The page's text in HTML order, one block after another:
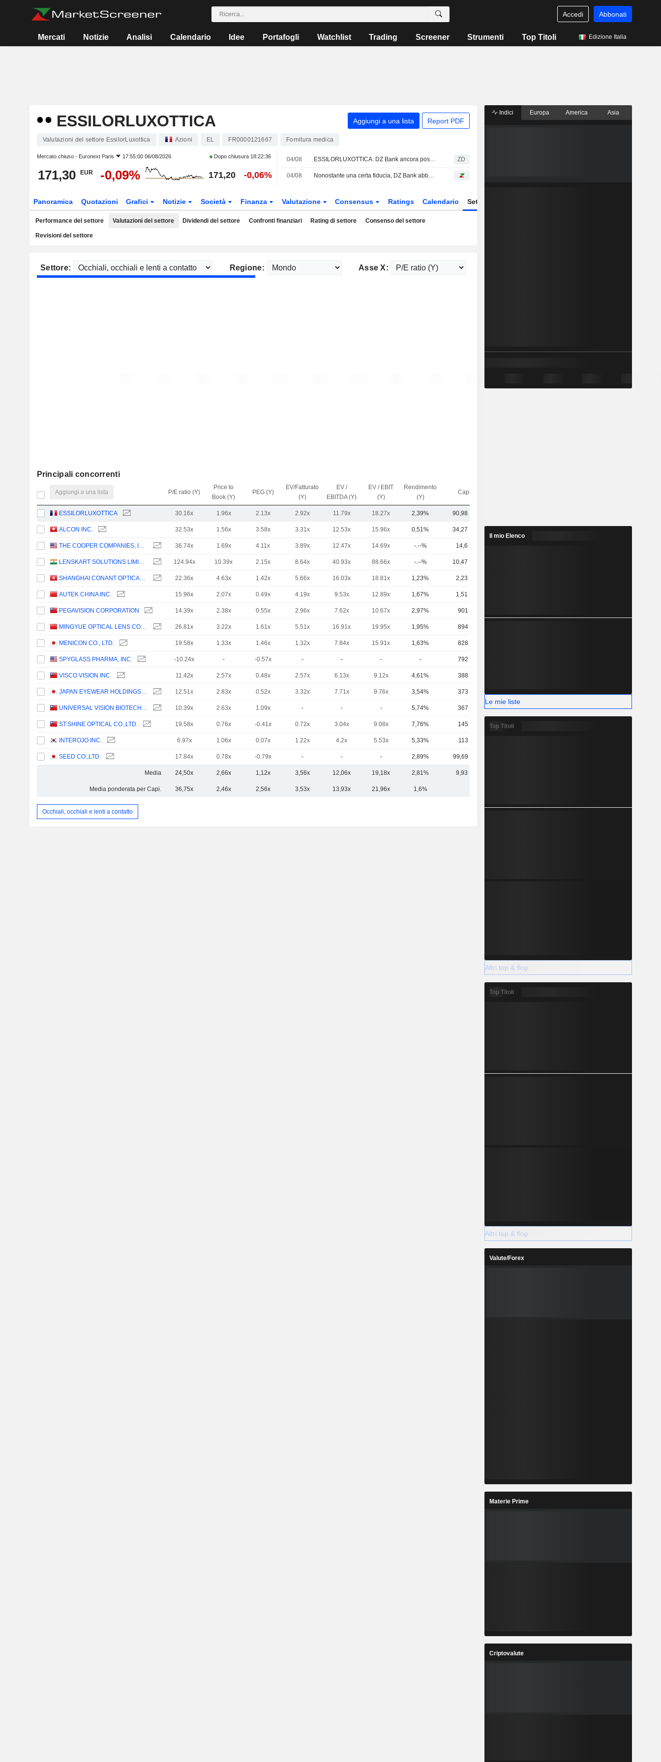
Accedi Abbonati
Mercati Notizie Analisi Calendario Idee Portafogli Watchlist Trading Screener Strumenti Top Titoli Edizione Italia
ESSILORLUXOTTICA Aggiungi a una lista Report PDF
Valutazioni del settore EssilorLuxottica Azioni EL FR0000121667 Fornitura medica
Mercato chiuso - Euronext Paris 17:55:00 06/08/2026 Dopo chiusura 18:22:36
171,30 EUR -0,09% 171,20 -0,06%
04/08 ESSILORLUXOTTICA: DZ Bank ancora positivo ZD
04/08 Nonostante una certa fiducia, DZ Bank abbassa il target su EssilorLuxottica
Panoramica Quotazioni Grafici Notizie Società Finanza Valutazione Consensus Ratings Calendario Settore
Performance del settore Valutazioni del settore Dividendi del settore Confronti finanziari Rating di settore Consenso del settore
Revisioni del settore
Settore: Regione: Asse X:
Principali concorrenti
Aggiungi a una lista P/E ratio (Y)
Price to
Book (Y)
PEG (Y)
EV/Fatturato
(Y)
EV /
EBITDA (Y)
EV / EBIT
(Y)
Rendimento
(Y)
Capi.($)
ESSILORLUXOTTICA 30.16x 1.96x 2.13x 2.92x 11.79x 18.27x 2,39% 90,98 Mrd
ALCON INC. 32.53x 1.56x 3.58x 3.31x 12.53x 15.96x 0,51% 34,27 Mrd
THE COOPER COMPANIES, INC. 36.74x 1.69x 4.11x 3.89x 12.47x 14.69x -.--% 14,6 Mrd
LENSKART SOLUTIONS LIMITED 124.94x 10.39x 2.15x 8.64x 40.93x 88.66x -.--% 10,47 Mrd
SHANGHAI CONANT OPTICAL CO., LTD. 22.36x 4.63x 1.42x 5.66x 16.03x 18.81x 1,23% 2,23 Mrd
AUTEK CHINA INC. 15.96x 2.07x 0.49x 4.19x 9.53x 12.89x 1,67% 1,51 Mrd
PEGAVISION CORPORATION 14.39x 2.38x 0.55x 2.96x 7.62x 10.67x 2,97% 901 Mln
MINGYUE OPTICAL LENS CO.,LTD. 26.81x 3.22x 1.61x 5.51x 16.91x 19.95x 1,95% 894 Mln
MENICON CO., LTD. 19.58x 1.33x 1.46x 1.32x 7.84x 15.91x 1,63% 828 Mln
SPYGLASS PHARMA, INC. -10.24x - -0.57x - - - - 792 Mln
VISCO VISION INC. 11.42x 2.57x 0.48x 2.57x 6.13x 9.12x 4,61% 388 Mln
JAPAN EYEWEAR HOLDINGS CO., LTD. 12.51x 2.83x 0.52x 3.32x 7.71x 9.76x 3,54% 373 Mln
UNIVERSAL VISION BIOTECHNOLOGY CO., LTD. 10.39x 2.63x 1.09x - - - 5,74% 367 Mln
ST.SHINE OPTICAL CO.,LTD. 19.58x 0.76x -0.41x 0.72x 3.04x 9.08x 7,76% 145 Mln
INTEROJO INC. 6.97x 1.06x 0.07x 1.22x 4.2x 5.53x 5,33% 113 Mln
SEED CO.,LTD. 17.84x 0.78x -0.79x - - - 2,89% 99,69 Mln
Media 24,50x 2,66x 1,12x 3,56x 12,06x 19,18x 2,81% 9,93 Mrd
Media ponderata per Capi. 36,75x 2,46x 2,56x 3,53x 13,93x 21,96x 1,6%
Occhiali, occhiali e lenti a contatto
Indici Europa America Asia
Il mio Elenco
Le mie liste
Top Titoli
Altri top & flop
Top Titoli
Altri top & flop
Valute/Forex
Materie Prime
Criptovalute